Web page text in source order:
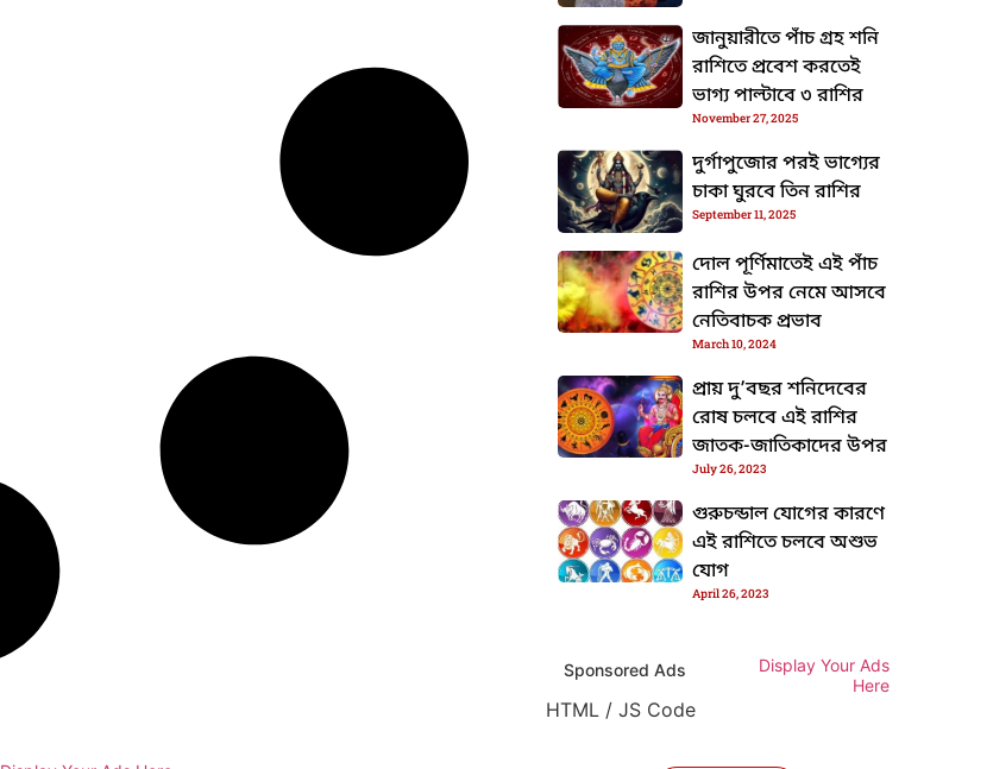
জানুয়ারীতে পাঁচ গ্রহ শনি
রাশিতে প্রবেশ করতেই
ভাগ্য পাল্টাবে ৩ রাশির
November 27, 2025
দুর্গাপুজোর পরই ভাগ্যের
চাকা ঘুরবে তিন রাশির
September 11, 2025
দোল পূর্ণিমাতেই এই পাঁচ
রাশির উপর নেমে আসবে
নেতিবাচক প্রভাব
March 10, 2024
প্রায় দু’বছর শনিদেবের
রোষ চলবে এই রাশির
জাতক-জাতিকাদের উপর
July 26, 2023
গুরুচন্ডাল যোগের কারণে
এই রাশিতে চলবে অশুভ
যোগ
April 26, 2023
Sponsored Ads
Display Your Ads
Here
HTML / JS Code